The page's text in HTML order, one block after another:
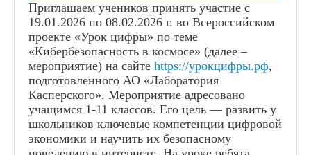
Приглашаем учеников принять участие с
19.01.2026 по 08.02.2026 г. во Всероссийском
проекте «Урок цифры» по теме
«Кибербезопасность в космосе» (далее –
мероприятие) на сайте https://урокцифры.рф,
подготовленного АО «Лаборатория
Касперского». Мероприятие адресовано
учащимся 1-11 классов. Его цель — развить у
школьников ключевые компетенции цифровой
экономики и научить их безопасному